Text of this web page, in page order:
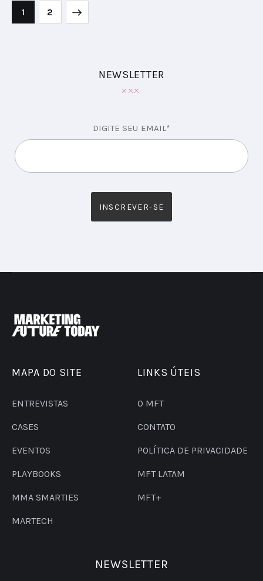
1 2
NEWSLETTER
DIGITE SEU EMAIL*
MAPA DO SITE
ENTREVISTAS
CASES
EVENTOS
PLAYBOOKS
MMA SMARTIES
MARTECH
LINKS ÚTEIS
O MFT
CONTATO
POLÍTICA DE PRIVACIDADE
MFT LATAM
MFT+
NEWSLETTER